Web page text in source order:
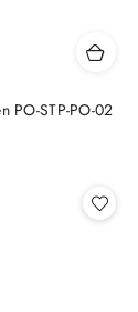
PO-STP-PO-02